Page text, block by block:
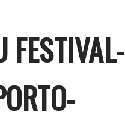
FESTIVAL-